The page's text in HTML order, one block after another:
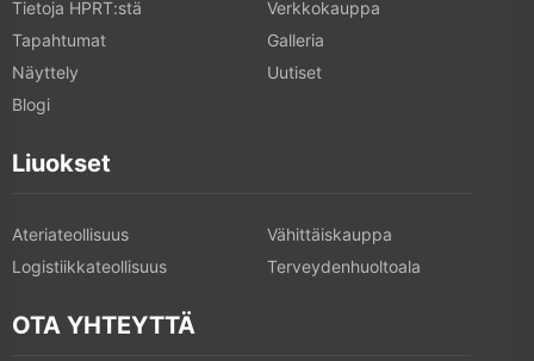
Tietoja HPRT:stä
Verkkokauppa
Tapahtumat
Galleria
Näyttely
Uutiset
Blogi
Liuokset
Ateriateollisuus
Vähittäiskauppa
Logistiikkateollisuus
Terveydenhuoltoala
OTA YHTEYTTÄ